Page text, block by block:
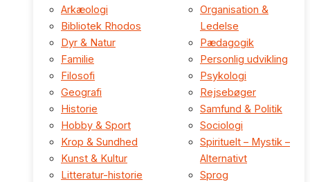
Arkæologi
Bibliotek Rhodos
Dyr & Natur
Familie
Filosofi
Geografi
Historie
Hobby & Sport
Krop & Sundhed
Kunst & Kultur
Litteratur-historie
Organisation &
Ledelse
Pædagogik
Personlig udvikling
Psykologi
Rejsebøger
Samfund & Politik
Sociologi
Spirituelt – Mystik –
Alternativt
Sprog